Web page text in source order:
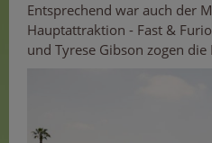
Entsprechend war auch der
Hauptattraktion - Fast &
und Tyrese Gibson zogen die